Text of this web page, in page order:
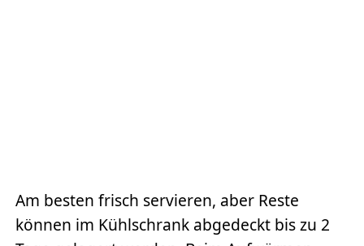
Am besten frisch servieren, aber Reste
können im Kühlschrank abgedeckt bis zu 2